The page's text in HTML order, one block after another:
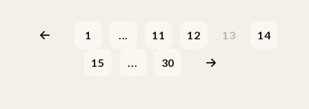
1 ... 11 12 13 14
15 ... 30